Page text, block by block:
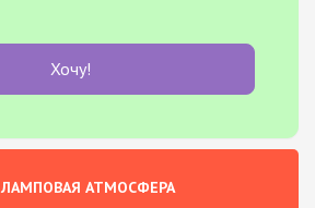
Хочу!
ЛАМПОВАЯ АТМОСФЕРА